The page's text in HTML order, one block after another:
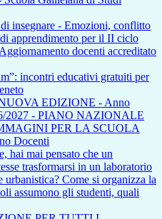
insegnare - Emozioni, conflitto
apprendimento per il II ciclo
docenti accreditato
incontri educativi gratuiti per
EDIZIONE - Anno
2027 - PIANO NAZIONALE
PER LA SCUOLA
Docenti
hai mai pensato che un
trasformarsi in un laboratorio
urbanistica? Come si organizza la
assumono gli studenti, quali